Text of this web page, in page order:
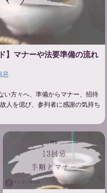
】マナーや法要準備の流れ
忌
い方々へ、準備からマナー、招待
人を偲び、参列者に感謝の気持ち